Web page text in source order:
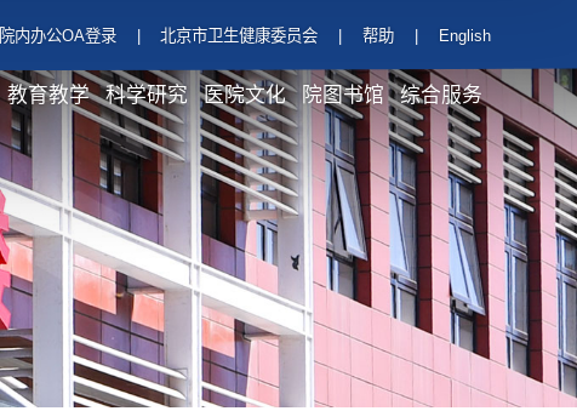
院内办公OA登录 北京市卫生健康委员会 帮助 English
教育教学 科学研究 医院文化 院图书馆 综合服务